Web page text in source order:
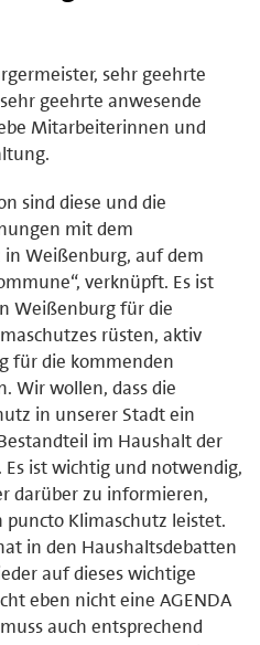
sehr geehrte
geehrte anwesende
Mitarbeiterinnen und
sind diese und die
mit dem
in Weißenburg, auf dem
verknüpft. Es ist
Weißenburg für die
rüsten, aktiv
für die kommenden
Wir wollen, dass die
in unserer Stadt ein
im Haushalt der
ist wichtig und notwendig,
darüber zu informieren,
Klimaschutz leistet.
in den Haushaltsdebatten
auf dieses wichtige
eben nicht eine AGENDA
auch entsprechend